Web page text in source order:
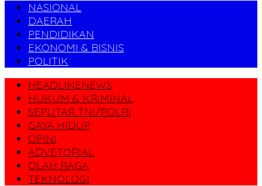
NASIONAL
DAERAH
PENDIDIKAN
EKONOMI & BISNIS
POLITIK
HEADLINENEWS
HUKUM & KRIMINAL
SEPUTAR TNI/POLRI
GAYA HIDUP
OPINI
ADVETORIAL
OLAH RAGA
TEKNOLOGI